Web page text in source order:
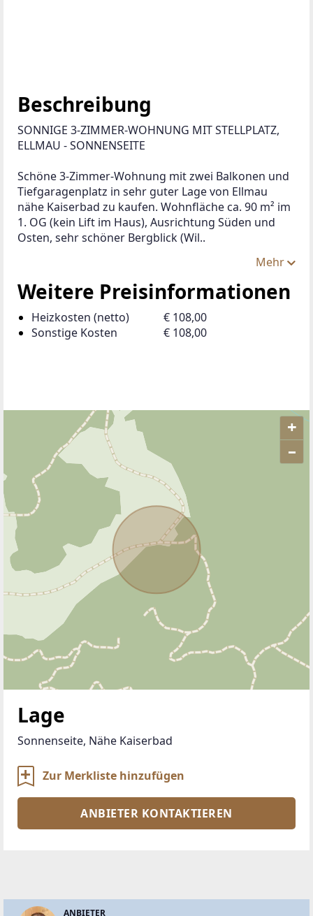
Beschreibung
SONNIGE 3-ZIMMER-WOHNUNG MIT STELLPLATZ,
ELLMAU - SONNENSEITE
Schöne 3-Zimmer-Wohnung mit zwei Balkonen und
Tiefgaragenplatz in sehr guter Lage von Ellmau
nähe Kaiserbad zu kaufen. Wohnfläche ca. 90 m² im
1. OG (kein Lift im Haus), Ausrichtung Süden und
Osten, sehr schöner Bergblick (Wil..
Mehr
Weitere Preisinformationen
Heizkosten (netto)
€ 108,00
Sonstige Kosten
€ 108,00
+
–
ANBIETER KONTAKTIEREN
Lage
Sonnenseite, Nähe Kaiserbad
Zur Merkliste hinzufügen
ANBIETER KONTAKTIEREN
ANBIETER